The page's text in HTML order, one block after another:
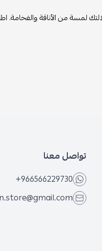
لمسة من الأناقة والفخامة.
تواصل معنا
+966566229730